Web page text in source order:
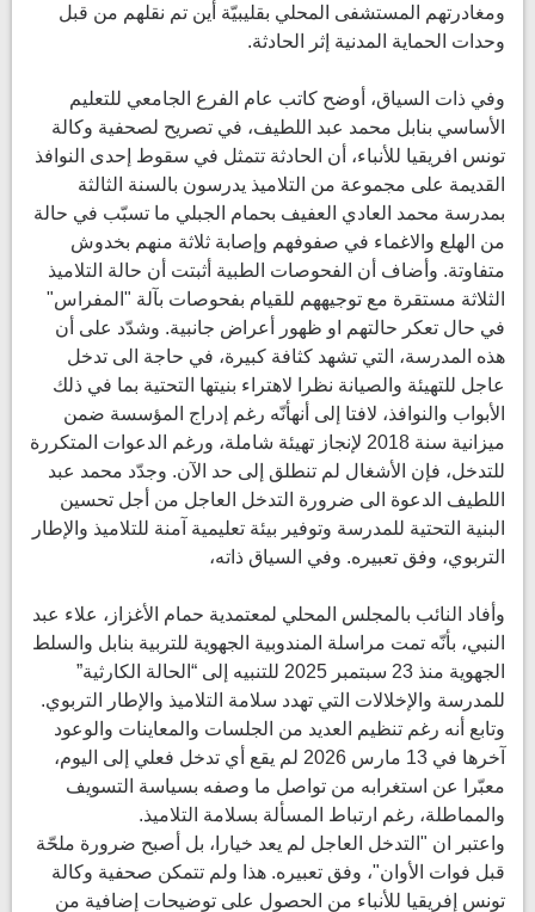
ومغادرتهم المستشفى المحلي بقليبيّة أين تم نقلهم من قبل
وحدات الحماية المدنية إثر الحادثة.
وفي ذات السياق، أوضح كاتب عام الفرع الجامعي للتعليم
الأساسي بنابل محمد عبد اللطيف، في تصريح لصحفية وكالة
تونس افريقيا للأنباء، أن الحادثة تتمثل في سقوط إحدى النوافذ
القديمة على مجموعة من التلاميذ يدرسون بالسنة الثالثة
بمدرسة محمد العادي العفيف بحمام الجبلي ما تسبّب في حالة
من الهلع والاغماء في صفوفهم وإصابة ثلاثة منهم بخدوش
متفاوتة. وأضاف أن الفحوصات الطبية أثبتت أن حالة التلاميذ
الثلاثة مستقرة مع توجيههم للقيام بفحوصات بآلة "المفراس"
في حال تعكر حالتهم او ظهور أعراض جانبية. وشدّد على أن
هذه المدرسة، التي تشهد كثافة كبيرة، في حاجة الى تدخل
عاجل للتهيئة والصيانة نظرا لاهتراء بنيتها التحتية بما في ذلك
الأبواب والنوافذ، لافتا إلى أنهأنّه رغم إدراج المؤسسة ضمن
ميزانية سنة 2018 لإنجاز تهيئة شاملة، ورغم الدعوات المتكررة
للتدخل، فإن الأشغال لم تنطلق إلى حد الآن. وجدّد محمد عبد
اللطيف الدعوة الى ضرورة التدخل العاجل من أجل تحسين
البنية التحتية للمدرسة وتوفير بيئة تعليمية آمنة للتلاميذ والإطار
التربوي، وفق تعبيره. وفي السياق ذاته،
وأفاد النائب بالمجلس المحلي لمعتمدية حمام الأغزاز، علاء عبد
النبي، بأنّه تمت مراسلة المندوبية الجهوية للتربية بنابل والسلط
الجهوية منذ 23 سبتمبر 2025 للتنبيه إلى “الحالة الكارثية”
للمدرسة والإخلالات التي تهدد سلامة التلاميذ والإطار التربوي.
وتابع أنه رغم تنظيم العديد من الجلسات والمعاينات والوعود
آخرها في 13 مارس 2026 لم يقع أي تدخل فعلي إلى اليوم،
معبّرا عن استغرابه من تواصل ما وصفه بسياسة التسويف
والمماطلة، رغم ارتباط المسألة بسلامة التلاميذ.
واعتبر ان "التدخل العاجل لم يعد خيارا، بل أصبح ضرورة ملحّة
قبل فوات الأوان"، وفق تعبيره. هذا ولم تتمكن صحفية وكالة
تونس إفريقيا للأنباء من الحصول على توضيحات إضافية من